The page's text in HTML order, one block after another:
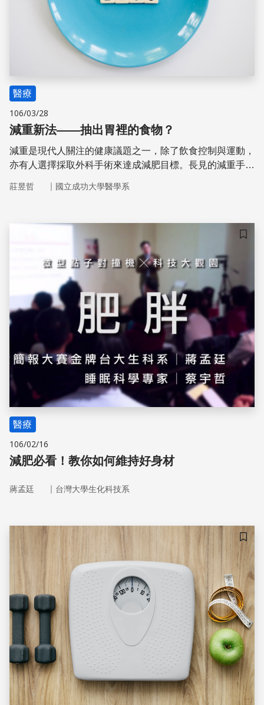
醫療
106/03/28
減重新法——抽出胃裡的食物？
減重是現代人關注的健康議題之一，除了飲食控制與運動，
亦有人選擇採取外科手術來達成減肥目標。長見的減重手術
是小腸的吸收。但現在，美國醫學專家發明了一項新的技術
莊昱哲 ｜ 國立成功大學醫學系
儲存
醫療
106/02/16
減肥必看！教你如何維持好身材
蔣孟廷 ｜ 台灣大學生化科技系
儲存